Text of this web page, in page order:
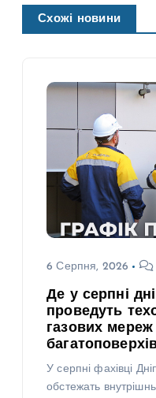
Схожі новини
6 Серпня, 2026
Де у серпні
проведуть
газових мереж
У серпні фахівці
обстежать